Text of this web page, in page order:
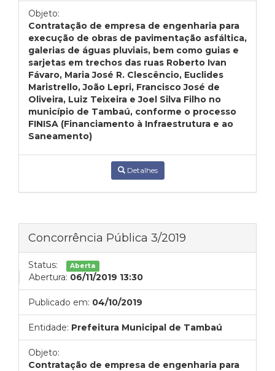
Objeto:
Contratação de empresa de engenharia para
execução de obras de pavimentação asfáltica,
galerias de águas pluviais, bem como guias e
sarjetas em trechos das ruas Roberto Ivan
Fávaro, Maria José R. Clescêncio, Euclides
Maristrello, João Lepri, Francisco José de
Oliveira, Luiz Teixeira e Joel Silva Filho no
município de Tambaú, conforme o processo
FINISA (Financiamento à Infraestrutura e ao
Saneamento)
Detalhes
Concorrência Pública 3/2019
Status: Aberta
Abertura: 06/11/2019 13:30
Publicado em: 04/10/2019
Entidade: Prefeitura Municipal de Tambaú
Objeto:
Contratação de empresa de engenharia para